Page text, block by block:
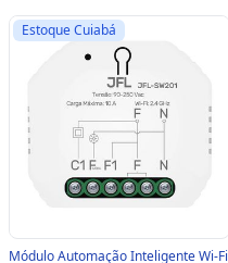
Estoque Cuiabá
Módulo Automação Inteligente Wi-Fi